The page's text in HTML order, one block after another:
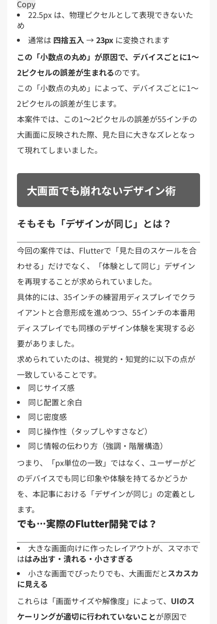
Copy
22.5px は、物理ピクセルとして表現できないた
め
通常は 四捨五入 → 23px に変換されます
この「小数点の丸め」が原因で、デバイスごとに1〜
2ピクセルの誤差が生まれるのです。
この「小数点の丸め」によって、デバイスごとに1〜
2ピクセルの誤差が生じます。
本案件では、この1〜2ピクセルの誤差が55インチの
大画面に反映された際、見た目に大きなズレとなっ
て現れてしまいました。
大画面でも崩れないデザイン術
そもそも「デザインが同じ」とは？
今回の案件では、Flutterで「見た目のスケールを合
わせる」だけでなく、「体験として同じ」デザイン
を再現することが求められていました。
具体的には、35インチの練習用ディスプレイでクラ
イアントと合意形成を進めつつ、55インチの本番用
ディスプレイでも同様のデザイン体験を実現する必
要がありました。
求められていたのは、視覚的・知覚的に以下の点が
一致していることです。
同じサイズ感
同じ配置と余白
同じ密度感
同じ操作性（タップしやすさなど）
同じ情報の伝わり方（強調・階層構造）
つまり、「px単位の一致」ではなく、ユーザーがど
のデバイスでも同じ印象や体験を持てるかどうか
を、本記事における「デザインが同じ」の定義とし
ます。
でも…実際のFlutter開発では？
大きな画面向けに作ったレイアウトが、スマホで
ははみ出す・潰れる・小さすぎる
小さな画面でぴったりでも、大画面だとスカスカ
に見える
これらは「画面サイズや解像度」によって、 UIのス
ケーリングが適切に行われていないことが原因で